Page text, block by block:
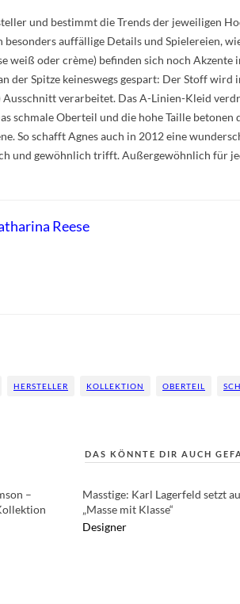
und bestimmt die Trends der jeweiligen
auffällige Details und Spielereien,
weiß oder crème) befinden sich noch Akzente
der Spitze keineswegs gespart: Der Stoff wird
Ausschnitt verarbeitet. Das A-Linien-Kleid
schmale Oberteil und die hohe Taille
So schafft Agnes auch in 2012 eine
und gewöhnlich trifft. Außergewöhnlich für
Reese
HERSTELLER KOLLEKTION OBERTEIL
DAS KÖNNTE DIR AUCH
–
Masstige: Karl Lagerfeld setzt
„Masse mit Klasse“
Designer